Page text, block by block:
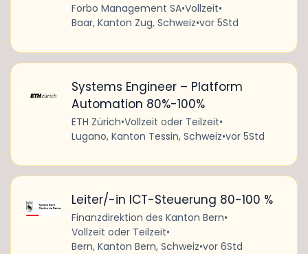
Forbo Management SA•Vollzeit•
Baar, Kanton Zug, Schweiz•vor 5Std
Systems Engineer – Platform
Automation 80%-100%
ETH Zürich•Vollzeit oder Teilzeit•
Lugano, Kanton Tessin, Schweiz•vor 5Std
Leiter/-in ICT-Steuerung 80-100 %
Finanzdirektion des Kanton Bern•
Vollzeit oder Teilzeit•
Bern, Kanton Bern, Schweiz•vor 6Std